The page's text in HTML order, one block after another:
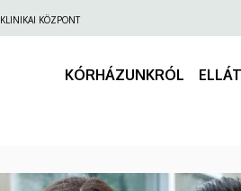
KLINIKAI KÖZPONT
KÓRHÁZUNKRÓL